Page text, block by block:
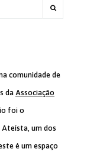
comunidade de
da Associação
foi o
um dos
é um espaço